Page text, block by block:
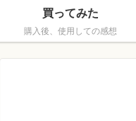
買ってみた
購入後、使用しての感想